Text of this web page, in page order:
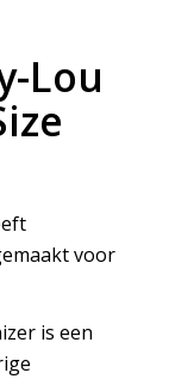
Lou
voor
is een